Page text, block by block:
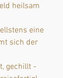
heilsam
eine
sich der
gechillt -